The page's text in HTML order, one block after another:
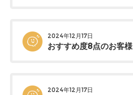
2024年12月17日
おすすめ度8点のお客様
2024年12月17日